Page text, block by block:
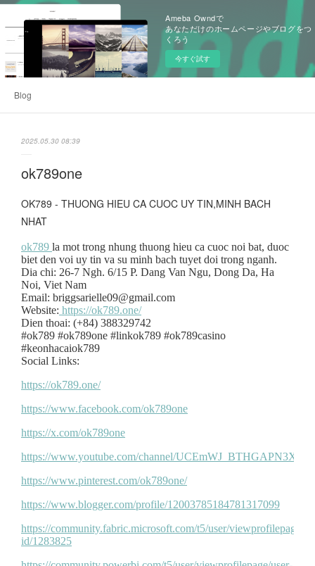
Ameba Owndで
あなただけのホームページやブログをつ
くろう
今すぐ試す
Blog
2025.05.30 08:39
ok789one
OK789 - THUONG HIEU CA CUOC UY TIN,MINH BACH
NHAT